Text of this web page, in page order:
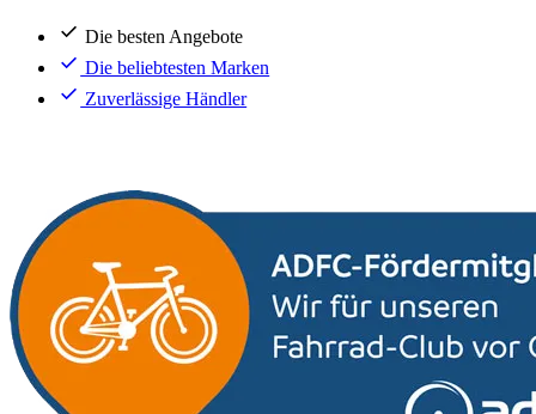
Die besten Angebote
Die beliebtesten Marken
Zuverlässige Händler